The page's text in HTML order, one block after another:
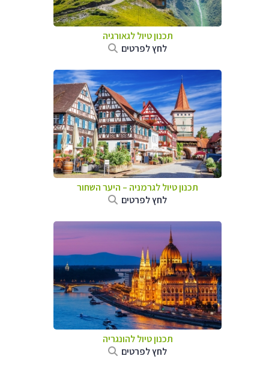
תכנון טיול לגאורגיה
לחץ לפרטים
תכנון טיול לגרמניה – היער השחור
לחץ לפרטים
תכנון טיול להונגריה
לחץ לפרטים